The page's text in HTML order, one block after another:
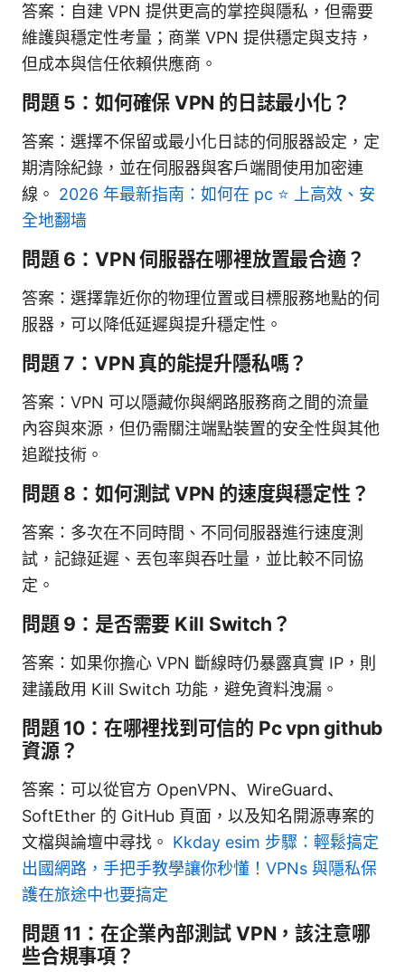
答案：自建 VPN 提供更高的掌控與隱私，但需要
維護與穩定性考量；商業 VPN 提供穩定與支持，
但成本與信任依賴供應商。
問題 5：如何確保 VPN 的日誌最小化？
答案：選擇不保留或最小化日誌的伺服器設定，定
期清除紀錄，並在伺服器與客戶端間使用加密連
線。 2026 年最新指南：如何在 pc ⭐ 上高效、安
全地翻墙
問題 6：VPN 伺服器在哪裡放置最合適？
答案：選擇靠近你的物理位置或目標服務地點的伺
服器，可以降低延遲與提升穩定性。
問題 7：VPN 真的能提升隱私嗎？
答案：VPN 可以隱藏你與網路服務商之間的流量
內容與來源，但仍需關注端點裝置的安全性與其他
追蹤技術。
問題 8：如何測試 VPN 的速度與穩定性？
答案：多次在不同時間、不同伺服器進行速度測
試，記錄延遲、丟包率與吞吐量，並比較不同協
定。
問題 9：是否需要 Kill Switch？
答案：如果你擔心 VPN 斷線時仍暴露真實 IP，則
建議啟用 Kill Switch 功能，避免資料洩漏。
問題 10：在哪裡找到可信的 Pc vpn github
資源？
答案：可以從官方 OpenVPN、WireGuard、
SoftEther 的 GitHub 頁面，以及知名開源專案的
文檔與論壇中尋找。 Kkday esim 步驟：輕鬆搞定
出國網路，手把手教學讓你秒懂！VPNs 與隱私保
護在旅途中也要搞定
問題 11：在企業內部測試 VPN，該注意哪
些合規事項？